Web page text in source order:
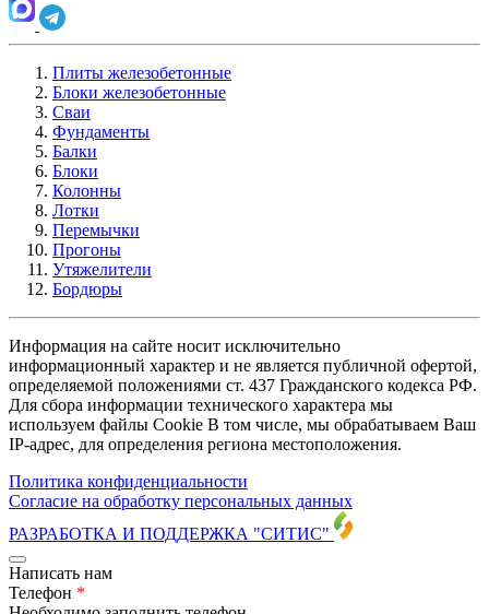
Плиты железобетонные
Блоки железобетонные
Сваи
Фундаменты
Балки
Блоки
Колонны
Лотки
Перемычки
Прогоны
Утяжелители
Бордюры
Информация на сайте носит исключительно
информационный характер и не является публичной офертой,
определяемой положениями ст. 437 Гражданского кодекса РФ.
Для сбора информации технического характера мы
используем файлы Cookie В том числе, мы обрабатываем Ваш
IP-адрес, для определения региона местоположения.
Политика конфиденциальности
Согласие на обработку персональных данных
РАЗРАБОТКА И ПОДДЕРЖКА "СИТИС"
Написать нам
Телефон *